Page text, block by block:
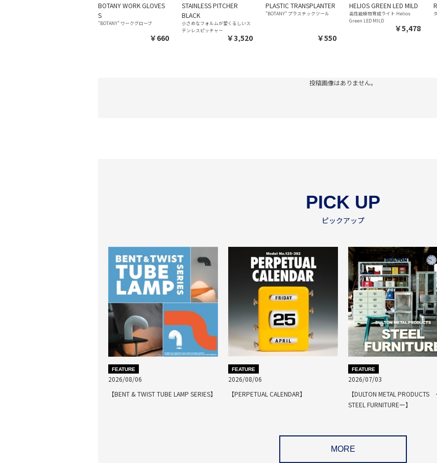
BOTANY WORK GLOVES
S
"BOTANY" ワークグローブ
￥660
STAINLESS PITCHER
BLACK
小さめなフォルムが愛くるしいス
テンレスピッチャー
￥3,520
PLASTIC TRANSPLANTER
"BOTANY" プラスチックツール
￥550
HELIOS GREEN LED MILD
高性能植物育成ライト Helios
Green LED MILD
￥5,478
投稿画像はありません。
PICK UP
ピックアップ
FEATURE
2026/08/06
【BENT & TWIST TUBE LAMP SERIES】
FEATURE
2026/08/06
【PERPETUAL CALENDAR】
FEATURE
2026/07/03
【DULTON METAL PRODUCTS
STEEL FURNITUREー】
MORE